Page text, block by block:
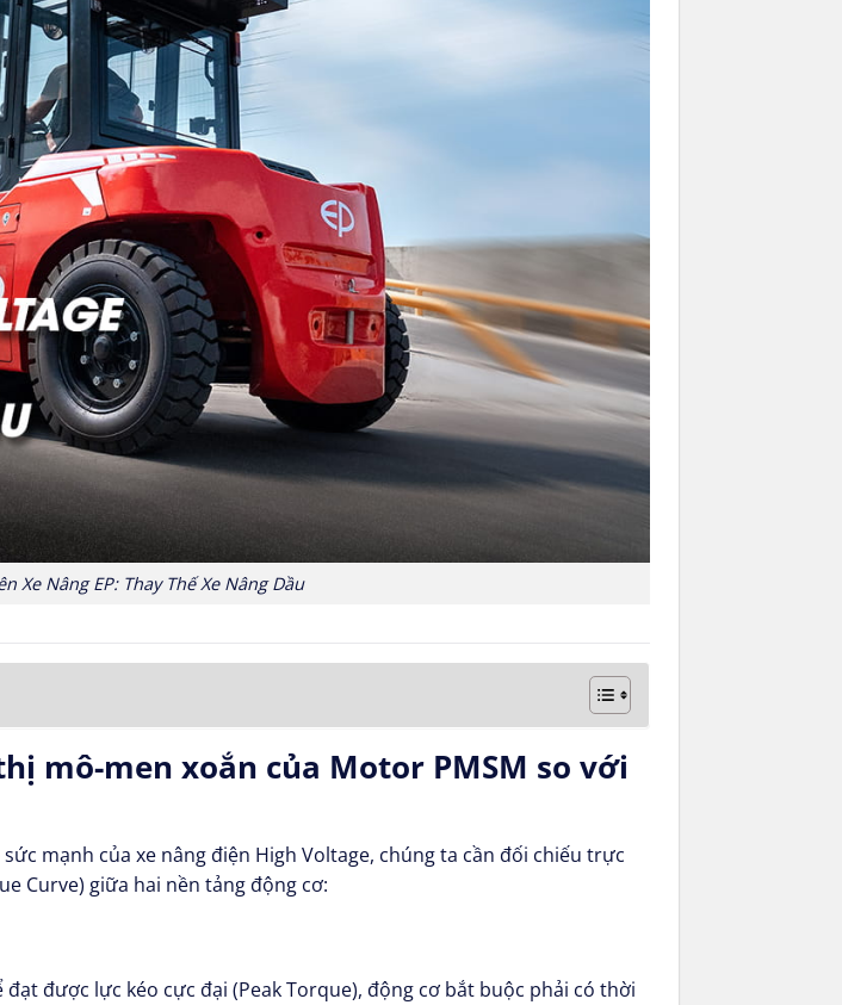
Xe Nâng EP: Thay Thế Xe Nâng Dầu
mô-men xoắn của Motor PMSM so với
mạnh của xe nâng điện High Voltage, chúng ta cần đối chiếu trực
Curve) giữa hai nền tảng động cơ:
được lực kéo cực đại (Peak Torque), động cơ bắt buộc phải có thời